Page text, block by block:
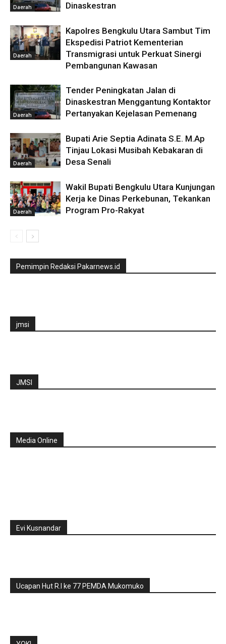
Daerah
Dinaskestran
Daerah
Kapolres Bengkulu Utara Sambut Tim
Ekspedisi Patriot Kementerian
Transmigrasi untuk Perkuat Sinergi
Pembangunan Kawasan
Daerah
Tender Peningkatan Jalan di
Dinaskestran Menggantung Kontaktor
Pertanyakan Kejelasan Pemenang
Daerah
Bupati Arie Septia Adinata S.E. M.Ap
Tinjau Lokasi Musibah Kebakaran di
Desa Senali
Daerah
Wakil Bupati Bengkulu Utara Kunjungan
Kerja ke Dinas Perkebunan, Tekankan
Program Pro-Rakyat
Pemimpin Redaksi Pakarnews.id
jmsi
JMSI
Media Online
Evi Kusnandar
Ucapan Hut R.I ke 77 PEMDA Mukomuko